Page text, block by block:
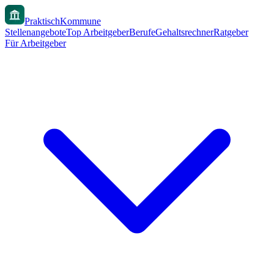
PraktischKommune
StellenangeboteTop ArbeitgeberBerufeGehaltsrechnerRatgeber
Für Arbeitgeber